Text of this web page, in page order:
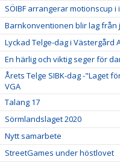
SÖIBF arrangerar motionscup i
Barnkonventionen blir lag från
Lyckad Telge-dag i Västergård
En härlig och viktig seger för
Årets Telge SIBK-dag -"Laget
VGA
Talang 17
Sörmlandslaget 2020
Nytt samarbete
StreetGames under höstlovet